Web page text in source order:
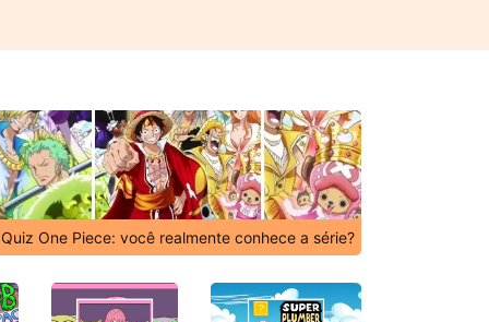
Quiz One Piece: você realmente conhece a série?